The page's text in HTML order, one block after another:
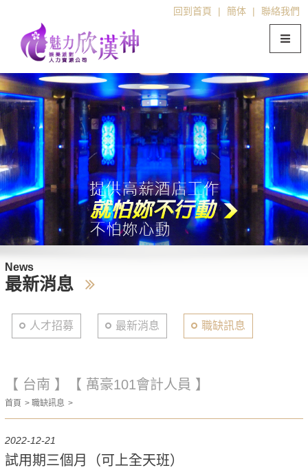
回到首頁 | 簡体 | 聯絡我們
News
最新消息
人才招募 最新消息 職缺訊息
【 台南 】【 萬豪101會計人員 】
首頁 職缺訊息
2022-12-21
試用期三個月（可上全天班）